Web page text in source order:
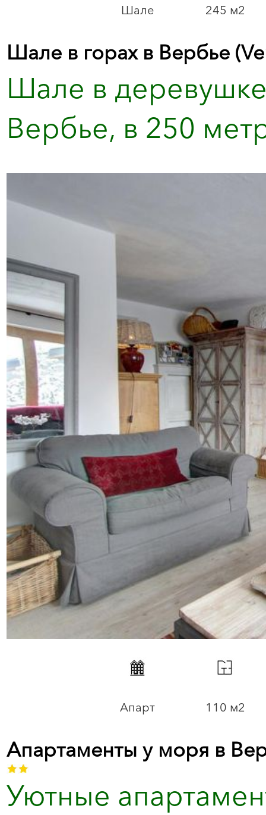
Шале 245 м2
Шале в горах в Вербье
Шале в деревушке
Вербье, в 250
Апарт 110 м2
Апартаменты у моря в
Уютные